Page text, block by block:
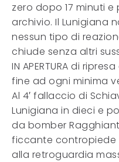
zero dopo 17 minuti
archivio. Il Lunigiana
nessun tipo di
chiude senza altri
IN APERTURA di
fine ad ogni minima
Al 4′ fallaccio di
Lunigiana in dieci e
da bomber
ficcante contropiede
alla retroguardia